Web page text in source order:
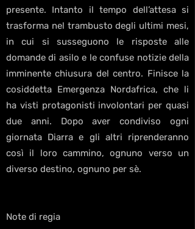
presente. Intanto il tempo dell’attesa si
trasforma nel trambusto degli ultimi mesi,
in cui si susseguono le risposte alle
domande di asilo e le confuse notizie della
imminente chiusura del centro. Finisce la
cosiddetta Emergenza Nordafrica, che li
ha visti protagonisti involontari per quasi
due anni. Dopo aver condiviso ogni
giornata Diarra e gli altri riprenderanno
così il loro cammino, ognuno verso un
diverso destino, ognuno per sè.
Note di regia